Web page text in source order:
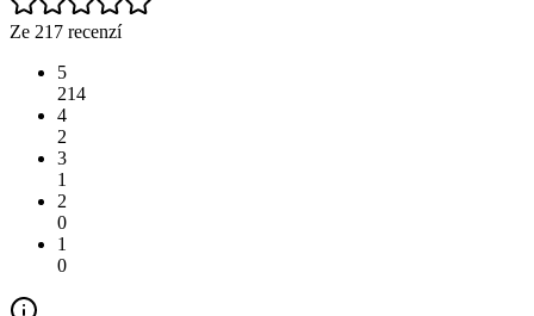
Ze 217 recenzí
5
214
4
2
3
1
2
0
1
0